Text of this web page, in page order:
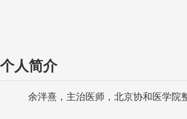
个人简介
余泮熹，主治医师，北京协和医学院整